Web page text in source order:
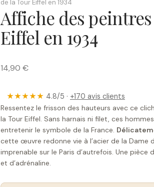
de la Tour Eiffel en 1934
Affiche des
Eiffel en 1934
14,90 €
★★★★★ 4.8/5 · +170 avis clients
Ressentez le frisson des hauteurs avec ce
la Tour Eiffel. Sans harnais ni filet, ces
entretenir le symbole de la France.
cette œuvre redonne vie à l’acier de la Dame
imprenable sur le Paris d’autrefois. Une pièce
et d’adrénaline.